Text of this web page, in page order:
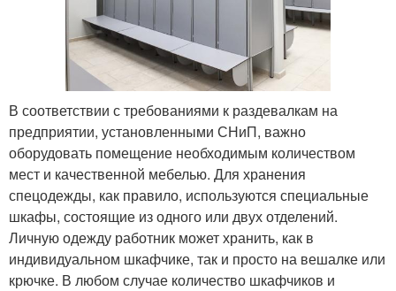
В соответствии с требованиями к раздевалкам на
предприятии, установленными СНиП, важно
оборудовать помещение необходимым количеством
мест и качественной мебелью. Для хранения
спецодежды, как правило, используются специальные
шкафы, состоящие из одного или двух отделений.
Личную одежду работник может хранить, как в
индивидуальном шкафчике, так и просто на вешалке или
крючке. В любом случае количество шкафчиков и